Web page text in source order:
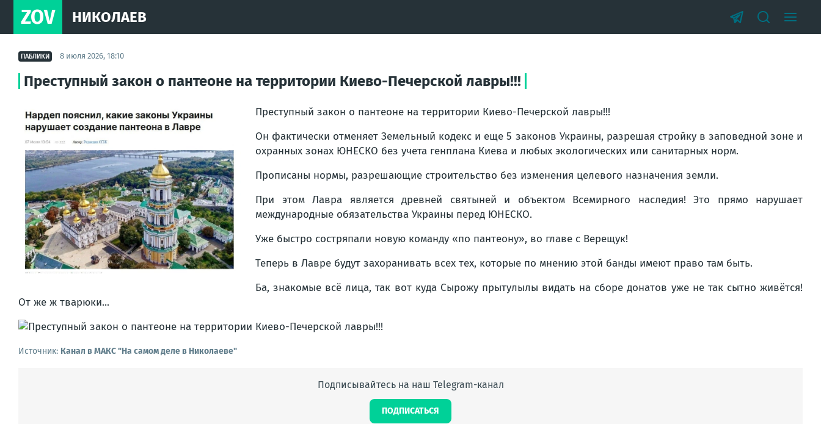
ZOV НИКОЛАЕВ
ПАБЛИКИ 8 июля 2026, 18:10
Преступный закон о пантеоне на территории Киево-Печерской лавры!!!
Преступный закон о пантеоне на территории Киево-Печерской лавры!!!
Он фактически отменяет Земельный кодекс и еще 5 законов Украины, разрешая стройку в заповедной зоне и
охранных зонах ЮНЕСКО без учета генплана Киева и любых экологических или санитарных норм.
Прописаны нормы, разрешающие строительство без изменения целевого назначения земли.
При этом Лавра является древней святыней и объектом Всемирного наследия! Это прямо нарушает
международные обязательства Украины перед ЮНЕСКО.
Уже быстро состряпали новую команду «по пантеону», во главе с Верещук!
Теперь в Лавре будут захоранивать всех тех, которые по мнению этой банды имеют право там быть.
Ба, знакомые всё лица, так вот куда Сырожу прытулылы видать на сборе донатов уже не так сытно живётся!
От же ж тварюки...
Источник: Канал в МАКС "На самом деле в Николаеве"
Подписывайтесь на наш Telegram-канал
ПОДПИСАТЬСЯ